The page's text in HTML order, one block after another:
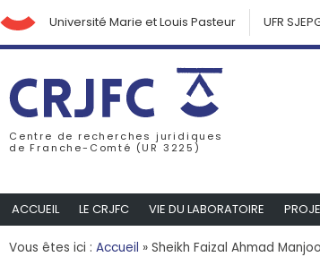
Université Marie et Louis Pasteur UFR
Centre de recherches juridiques
de Franche-Comté (UR 3225)
ACCUEIL LE CRJFC VIE DU LABORATOIRE
Vous êtes ici : Accueil » Sheikh Faizal Ahmad Manjoo